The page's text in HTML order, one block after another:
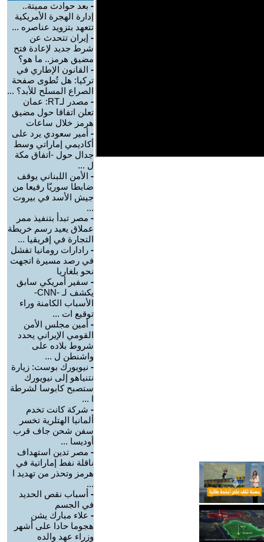
- بعد حوادث مميتة..
إدارة الهجرة الأمريكية
تتعهد بتزويد عناصره ...
- إيران تتحدث عن
شرط جديد لإعادة فتح
مضيق هرمز.. ما هو؟
- القانون الإطاري في
تركيا: هل تُطوى صفحة
الصراع المسلح للأبد؟ ...
-
مصدر لـRT: عمان
تعلن اتفاقا حول مضيق
هرمز خلال ساعات
- أمير سعودي يرد على
أكاديمي إماراتي وسط
جدال حول -اتفاق مكة
ل ...
- الأمن اللبناني يوقف
ضابطا سوريّا رفيعا من
جيش الأسد في بيروت
...
- مصر تبدأ بتنفيذ ممر
عملاق يعيد رسم خريطة
التجارة في إفريقيا ...
- رادارات رومانيا تفشل
في رصد مسيرة اتجهت
نحو بلغاريا
- سفير أمريكي سابق
يكشف لـ -CNN-
الأسباب الكامنة وراء
توقيع ات ...
- أمين مجلس الأمن
القومي الإيراني يحدد
شروط بلاده على
واشنطن ل ...
- نيويورك بوست: زيارة
نتنياهو إلى نيويورك
ستصبح كابوسا لشرطة
ا ...
- شركة كانت تخدم
ألمانيا الهتلرية تخسر
سفن شحن جاف قرب
أوديسا ...
- مصر تدين استهداف
ناقلة نفط إماراتية في
هرمز وتحذر من تهديد ا
...
- أسباب نقص الحديد
في الجسم
- علاء مبارك يشن
هجوما حادا على أشهر
وزراء عهد والده